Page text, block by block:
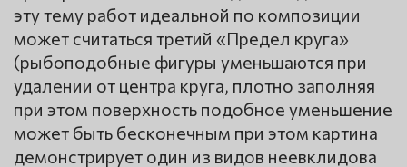
эту тему работ идеальной по композиции
может считаться третий «Предел круга»
(рыбоподобные фигуры уменьшаются при
удалении от центра круга, плотно заполняя
при этом поверхность подобное уменьшение
может быть бесконечным при этом картина
демонстрирует один из видов неевклидова